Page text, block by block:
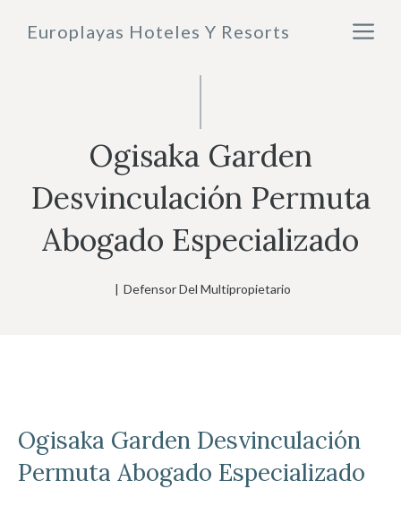
Europlayas Hoteles Y Resorts
Ogisaka Garden
Desvinculación Permuta
Abogado Especializado
| Defensor Del Multipropietario
Ogisaka Garden Desvinculación
Permuta Abogado Especializado